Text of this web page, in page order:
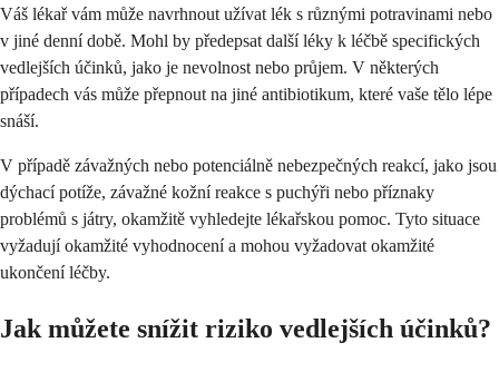
Váš lékař vám může navrhnout užívat lék s různými potravinami nebo
v jiné denní době. Mohl by předepsat další léky k léčbě specifických
vedlejších účinků, jako je nevolnost nebo průjem. V některých
případech vás může přepnout na jiné antibiotikum, které vaše tělo lépe
snáší.
V případě závažných nebo potenciálně nebezpečných reakcí, jako jsou
dýchací potíže, závažné kožní reakce s puchýři nebo příznaky
problémů s játry, okamžitě vyhledejte lékařskou pomoc. Tyto situace
vyžadují okamžité vyhodnocení a mohou vyžadovat okamžité
ukončení léčby.
Jak můžete snížit riziko vedlejších účinků?